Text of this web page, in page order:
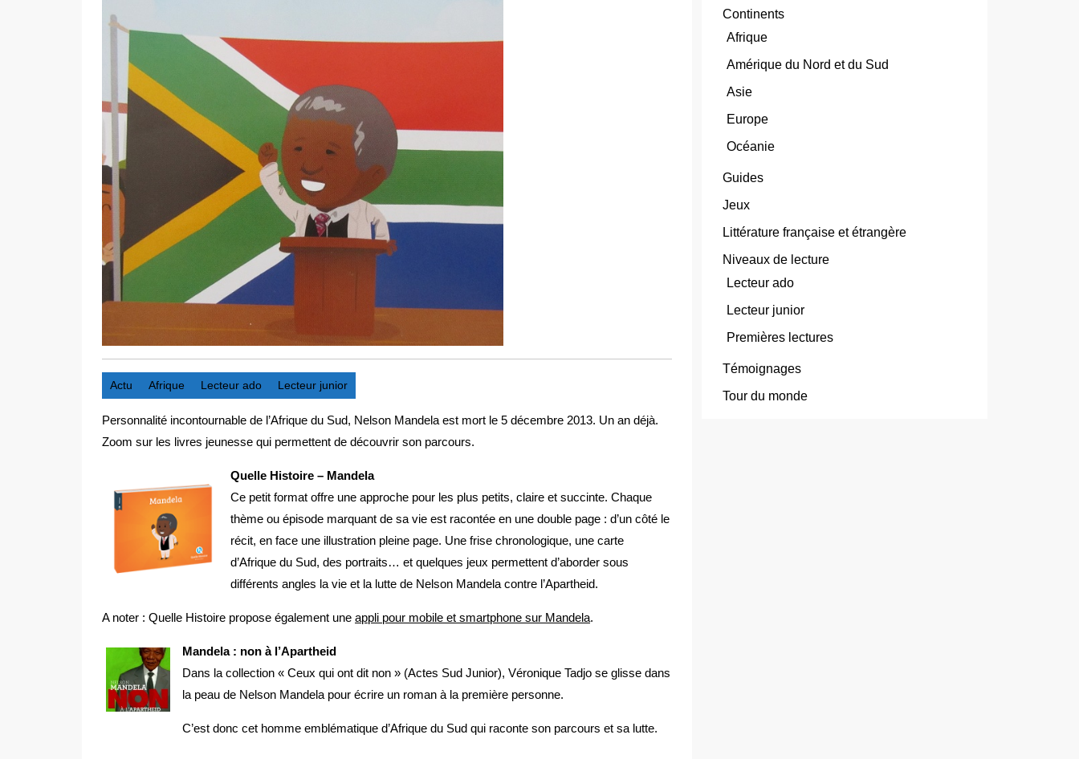
Actu Afrique Lecteur ado Lecteur junior
Personnalité incontournable de l’Afrique du Sud, Nelson Mandela est mort le 5 décembre 2013. Un an déjà.
Zoom sur les livres jeunesse qui permettent de découvrir son parcours.
Quelle Histoire – Mandela
Ce petit format offre une approche pour les plus petits, claire et succinte. Chaque
thème ou épisode marquant de sa vie est racontée en une double page : d’un côté le
récit, en face une illustration pleine page. Une frise chronologique, une carte
d’Afrique du Sud, des portraits… et quelques jeux permettent d’aborder sous
différents angles la vie et la lutte de Nelson Mandela contre l’Apartheid.
A noter : Quelle Histoire propose également une appli pour mobile et smartphone sur Mandela.
Mandela : non à l’Apartheid
Dans la collection « Ceux qui ont dit non » (Actes Sud Junior), Véronique Tadjo se glisse dans
la peau de Nelson Mandela pour écrire un roman à la première personne.
C’est donc cet homme emblématique d’Afrique du Sud qui raconte son parcours et sa lutte.
Continents
Afrique
Amérique du Nord et du Sud
Asie
Europe
Océanie
Guides
Jeux
Littérature française et étrangère
Niveaux de lecture
Lecteur ado
Lecteur junior
Premières lectures
Témoignages
Tour du monde